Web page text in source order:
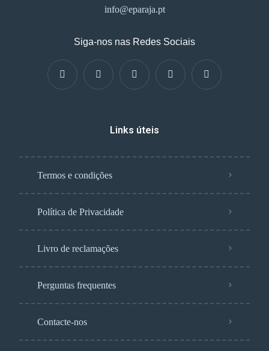
info@eparaja.pt
Siga-nos nas Redes Sociais
Links úteis
Termos e condições
Política de Privacidade
Livro de reclamações
Perguntas frequentes
Contacte-nos